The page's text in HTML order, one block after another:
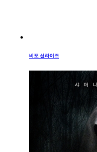
비포 선라이즈